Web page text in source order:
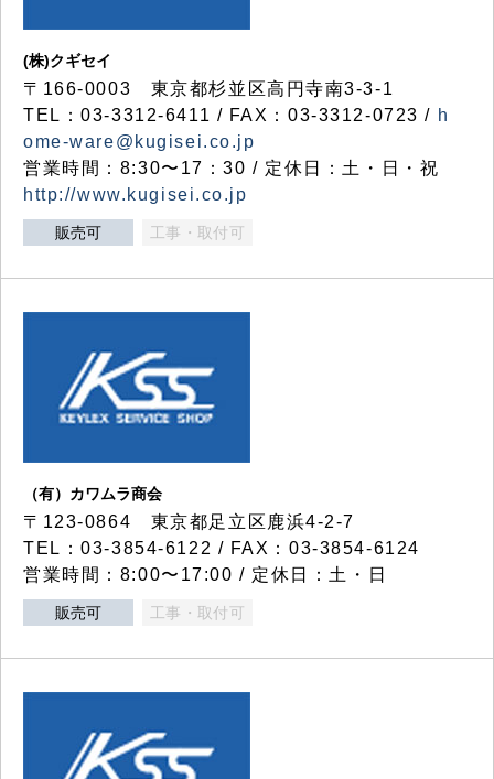
(株)クギセイ
〒166-0003 東京都杉並区高円寺南3-3-1
TEL：03-3312-6411 / FAX：03-3312-0723 / h
ome-ware@kugisei.co.jp
営業時間：8:30〜17：30 / 定休日：土・日・祝
http://www.kugisei.co.jp
販売可 工事・取付可
（有）カワムラ商会
〒123-0864 東京都足立区鹿浜4-2-7
TEL：03-3854-6122 / FAX：03-3854-6124
営業時間：8:00〜17:00 / 定休日：土・日
販売可 工事・取付可